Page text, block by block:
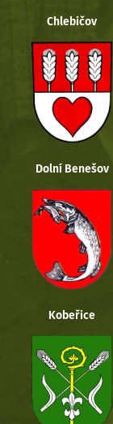
Chlebičov
Dolní Benešov
Kobeřice